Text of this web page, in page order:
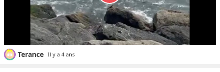
Terance Il y a 4 ans